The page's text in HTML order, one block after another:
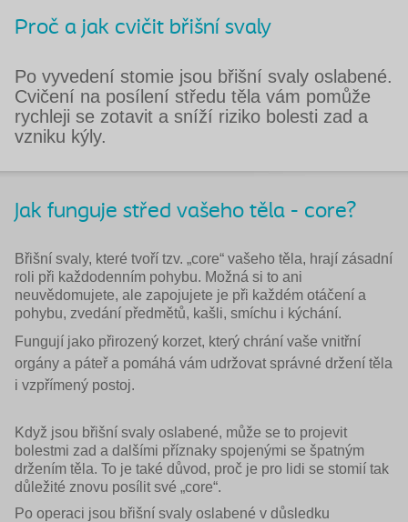
Proč a jak cvičit břišní svaly
Po vyvedení stomie jsou břišní svaly oslabené.
Cvičení na posílení středu těla vám pomůže
rychleji se zotavit a sníží riziko bolesti zad a
vzniku kýly.
Jak funguje střed vašeho těla - core?
Břišní svaly, které tvoří tzv. „core“ vašeho těla, hrají zásadní
roli při každodenním pohybu. Možná si to ani
neuvědomujete, ale zapojujete je při každém otáčení a
pohybu, zvedání předmětů, kašli, smíchu i kýchání.
Fungují jako přirozený korzet, který chrání vaše vnitřní
orgány a páteř a pomáhá vám udržovat správné držení těla
i vzpřímený postoj.
Když jsou břišní svaly oslabené, může se to projevit
bolestmi zad a dalšími příznaky spojenými se špatným
držením těla. To je také důvod, proč je pro lidi se stomií tak
důležité znovu posílit své „core“.
Po operaci jsou břišní svaly oslabené v důsledku